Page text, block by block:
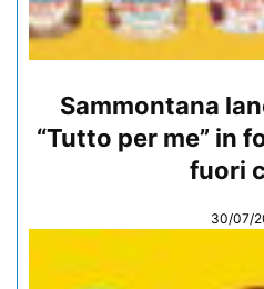
Sammontana
“Tutto per me” in
fuori
30/07/